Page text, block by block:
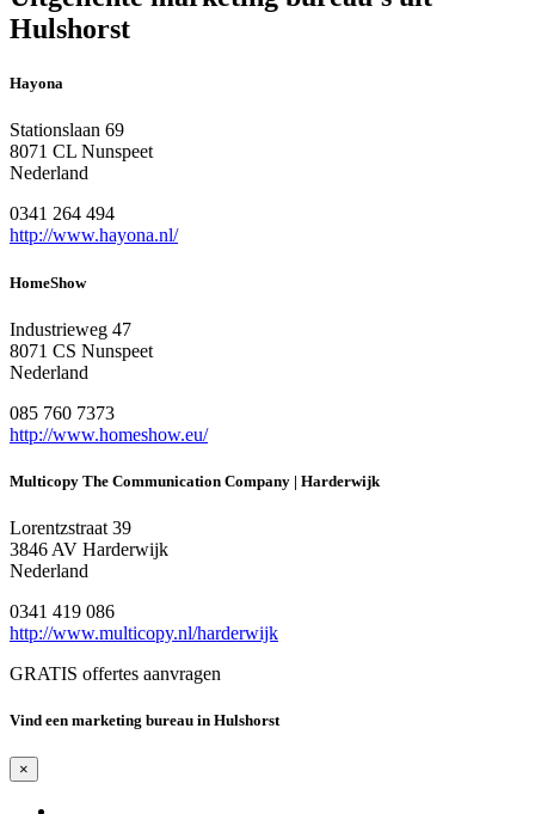
Hulshorst
Hayona
Stationslaan 69
8071 CL Nunspeet
Nederland
0341 264 494
http://www.hayona.nl/
HomeShow
Industrieweg 47
8071 CS Nunspeet
Nederland
085 760 7373
http://www.homeshow.eu/
Multicopy The Communication Company | Harderwijk
Lorentzstraat 39
3846 AV Harderwijk
Nederland
0341 419 086
http://www.multicopy.nl/harderwijk
GRATIS offertes aanvragen
Vind een marketing bureau in Hulshorst
×